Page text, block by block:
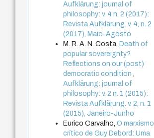
Aufklärung: journal of
philosophy: v. 4 n. 2 (2017):
Revista Aufklärung. v. 4, n. 2
(2017), Maio-Agosto
M. R. A. N. Costa, Death of
popular sovereignty?
Reflections on our (post)
democratic condition,
Aufklärung: journal of
philosophy: v. 2 n. 1 (2015):
Revista Aufklärung. v. 2, n. 1
(2015), Janeiro-Junho
Eurico Carvalho,O marxismo
crítico de Guy Debord: Uma